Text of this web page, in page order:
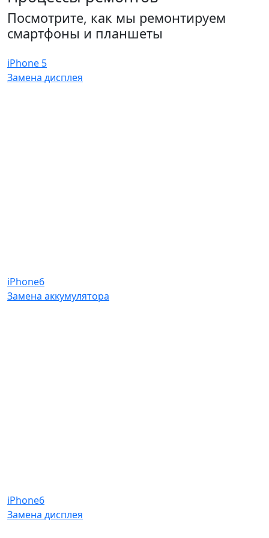
Посмотрите, как мы ремонтируем
смартфоны и планшеты
iPhone 5
Замена дисплея
iPhone6
Замена аккумулятора
iPhone6
Замена дисплея